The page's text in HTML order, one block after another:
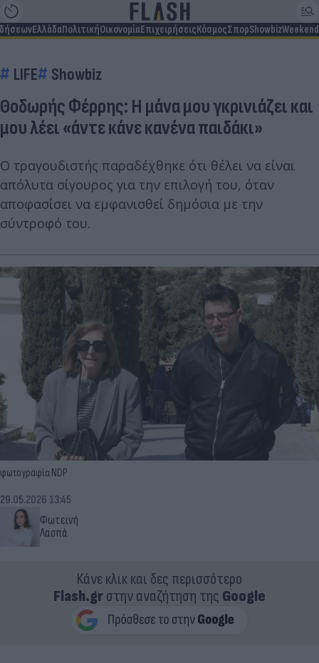
ΕλλάδαΠολιτικήΟικονομίαΕπιχειρήσειςΚόσμοςΣπορShowbizWeekend
LIFE Showbiz
Θοδωρής Φέρρης: Η μάνα μου γκρινιάζει και
μου λέει «άντε κάνε κανένα παιδάκι»
Ο τραγουδιστής παραδέχθηκε ότι θέλει να είναι
απόλυτα σίγουρος για την επιλογή του, όταν
αποφασίσει να εμφανισθεί δημόσια με την
σύντροφό του.
φωτογραφία NDP
Φωτεινή
Λασπά
29.05.2026 13:45
Κάνε κλικ και δες περισσότερο
Flash.grστην αναζήτηση της Google